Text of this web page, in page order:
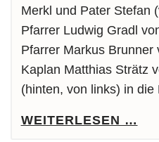
Merkl und Pater Stefan
Pfarrer Ludwig Gradl
Pfarrer Markus Brunner
Kaplan Matthias Strätz
(hinten, von links) in
WEITERLESEN …